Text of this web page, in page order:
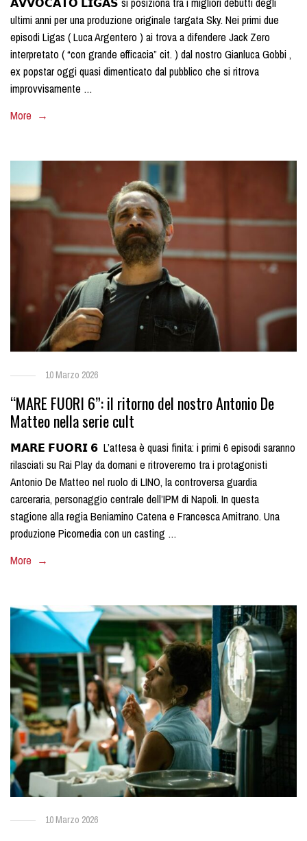
ultimi anni per una produzione originale targata Sky.️ Nei primi due
episodi Ligas ( Luca Argentero ) ai trova a difendere Jack Zero
interpretato ( “con grande efficacia” cit. ) dal nostro Gianluca Gobbi ,
ex popstar oggi quasi dimenticato dal pubblico che si ritrova
improvvisamente …
More →
10 Marzo 2026
“MARE FUORI 6”: il ritorno del nostro Antonio De
Matteo nella serie cult
𝗠𝗔𝗥𝗘 𝗙𝗨𝗢𝗥𝗜 𝟲 L’attesa è quasi finita: i primi 6 episodi saranno
rilasciati su Rai Play da domani e ritroveremo tra i protagonisti
Antonio De Matteo nel ruolo di LINO, la controversa guardia
carceraria, personaggio centrale dell’IPM di Napoli. In questa
stagione alla regia Beniamino Catena e Francesca Amitrano. Una
produzione Picomedia con un casting …
More →
10 Marzo 2026